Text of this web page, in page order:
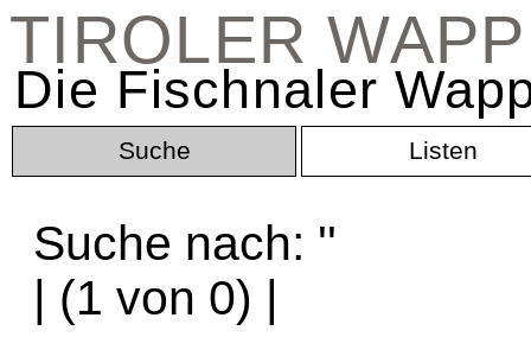
TIROLER
Die Fischnaler
Suche Listen
Suche nach: ''
| (1 von 0) |